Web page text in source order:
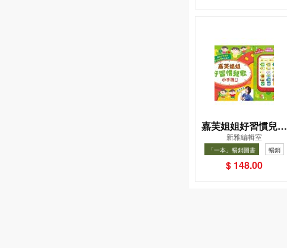
嘉芙姐姐好習慣兒歌
小手機
新雅編輯室
「一本」暢銷圖書 暢銷
$ 148.00